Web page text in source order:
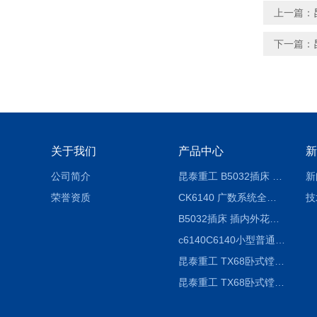
上一篇：
下一篇：
关于我们
公司简介
荣誉资质
产品中心
B5032插床 插内外花键槽 B5020液压立式插床
昆泰重工 TX68卧式镗床 镗孔机 镗缸机
昆泰重工 TX68卧式镗床 镗孔机 镗缸机 单柱